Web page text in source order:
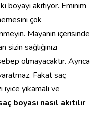
boyayı akıtıyor. Eminim
çok
Mayanın içerisinde
sağlığınızı
olmayacaktır. Ayrıca
Fakat saç
iyice yıkamalı ve
boyası nasıl akıtılır